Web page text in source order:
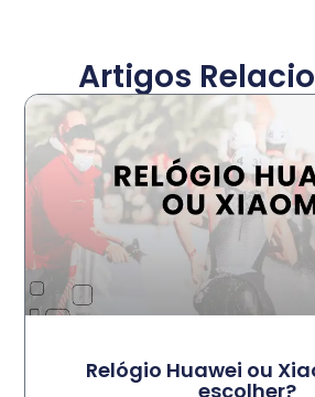
Artigos
Relógio Huawei ou
escolher?